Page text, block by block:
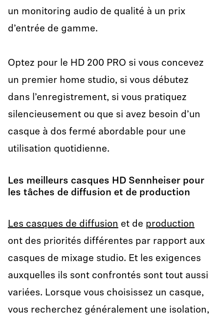
un monitoring audio de qualité à un prix
d’entrée de gamme.
Optez pour le HD 200 PRO si vous concevez
un premier home studio, si vous débutez
dans l’enregistrement, si vous pratiquez
silencieusement ou que si avez besoin d’un
casque à dos fermé abordable pour une
utilisation quotidienne.
Les meilleurs casques HD Sennheiser pour
les tâches de diffusion et de production
Les casques de diffusion et de production
ont des priorités différentes par rapport aux
casques de mixage studio. Et les exigences
auxquelles ils sont confrontés sont tout aussi
variées. Lorsque vous choisissez un casque,
vous recherchez généralement une isolation,